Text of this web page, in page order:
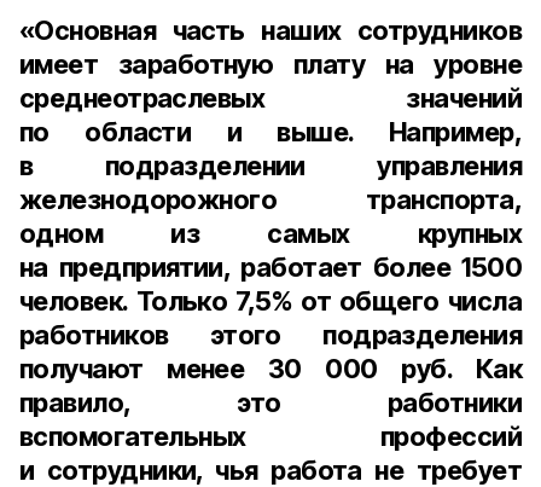
«Основная часть наших сотрудников
имеет заработную плату на уровне
среднеотраслевых значений
по области и выше. Например,
в подразделении управления
железнодорожного транспорта,
одном из самых крупных
на предприятии, работает более 1500
человек. Только 7,5% от общего числа
работников этого подразделения
получают менее 30 000 руб. Как
правило, это работники
вспомогательных профессий
и сотрудники, чья работа не требует